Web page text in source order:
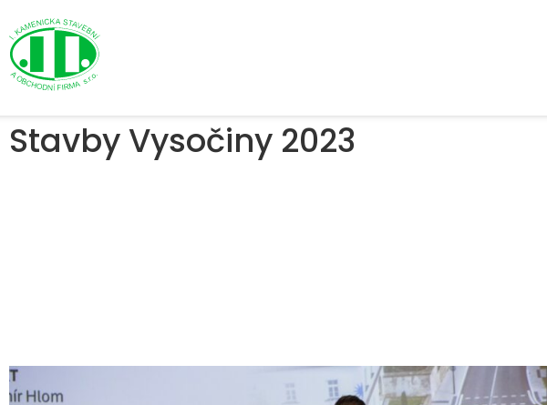
Stavby Vysočiny 2023